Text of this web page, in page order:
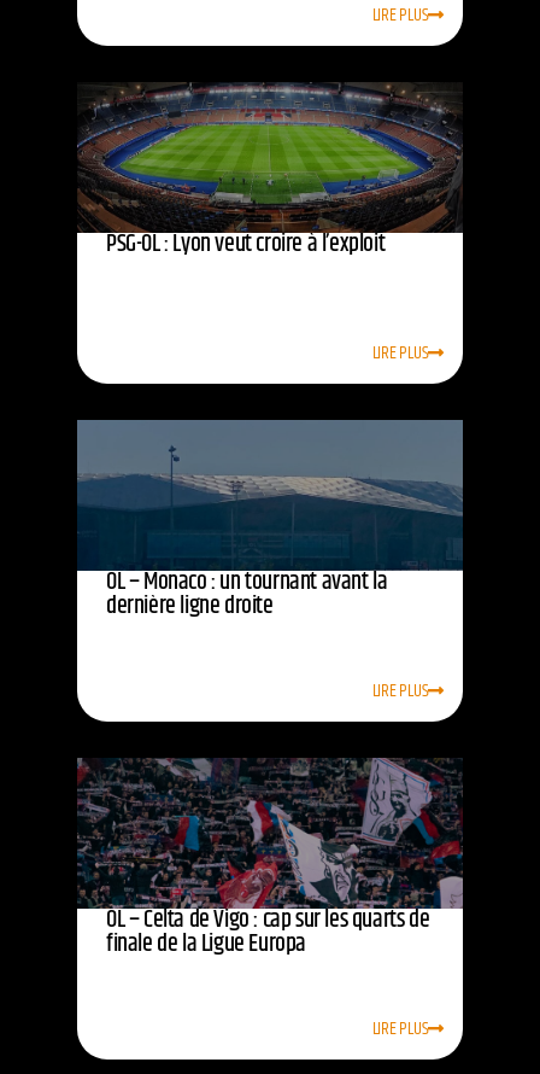
LIRE PLUS
PSG-OL : Lyon veut croire à l’exploit
LIRE PLUS
OL – Monaco : un tournant avant la
dernière ligne droite
LIRE PLUS
OL – Celta de Vigo : cap sur les quarts de
finale de la Ligue Europa
LIRE PLUS